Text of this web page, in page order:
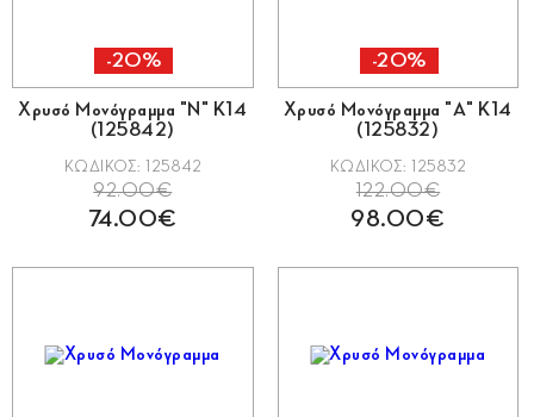
-20%
Χρυσό Μονόγραμμα "Ν" Κ14
(125842)
ΚΩΔΙΚΟΣ: 125842
92.00€
74.00€
-20%
Χρυσό Μονόγραμμα "Α" Κ14
(125832)
ΚΩΔΙΚΟΣ: 125832
122.00€
98.00€